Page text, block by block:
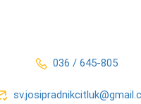
036 / 645-805